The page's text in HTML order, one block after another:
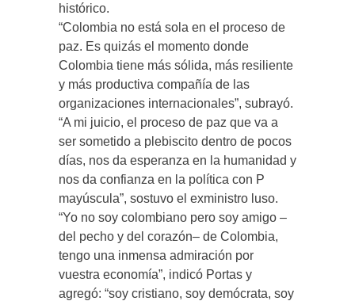
histórico.
“Colombia no está sola en el proceso de
paz. Es quizás el momento donde
Colombia tiene más sólida, más resiliente
y más productiva compañía de las
organizaciones internacionales”, subrayó.
“A mi juicio, el proceso de paz que va a
ser sometido a plebiscito dentro de pocos
días, nos da esperanza en la humanidad y
nos da confianza en la política con P
mayúscula”, sostuvo el exministro luso.
“Yo no soy colombiano pero soy amigo –
del pecho y del corazón– de Colombia,
tengo una inmensa admiración por
vuestra economía”, indicó Portas y
agregó: “soy cristiano, soy demócrata, soy